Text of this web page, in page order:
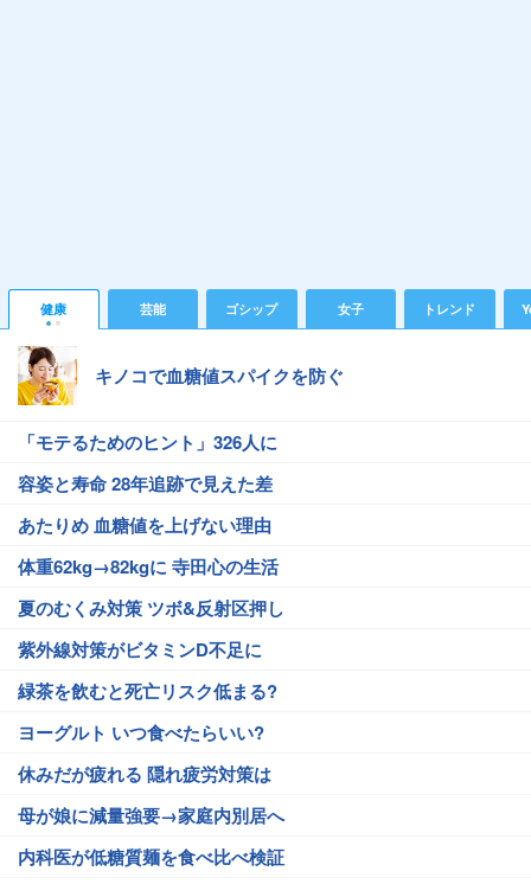
健康 芸能 ゴシップ 女子 トレンド
キノコで血糖値スパイクを防ぐ
「モテるためのヒント」326人に
容姿と寿命 28年追跡で見えた差
あたりめ 血糖値を上げない理由
体重62kg→82kgに 寺田心の生活
夏のむくみ対策 ツボ&反射区押し
紫外線対策がビタミンD不足に
緑茶を飲むと死亡リスク低まる?
ヨーグルト いつ食べたらいい?
休みだが疲れる 隠れ疲労対策は
母が娘に減量強要→家庭内別居へ
内科医が低糖質麺を食べ比べ検証